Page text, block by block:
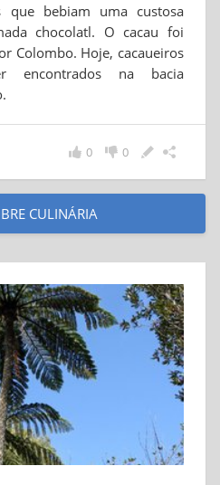
que bebiam uma custosa
chocolatl. O cacau foi
Colombo. Hoje, cacaueiros
encontrados na bacia
0
0
CULINÁRIA